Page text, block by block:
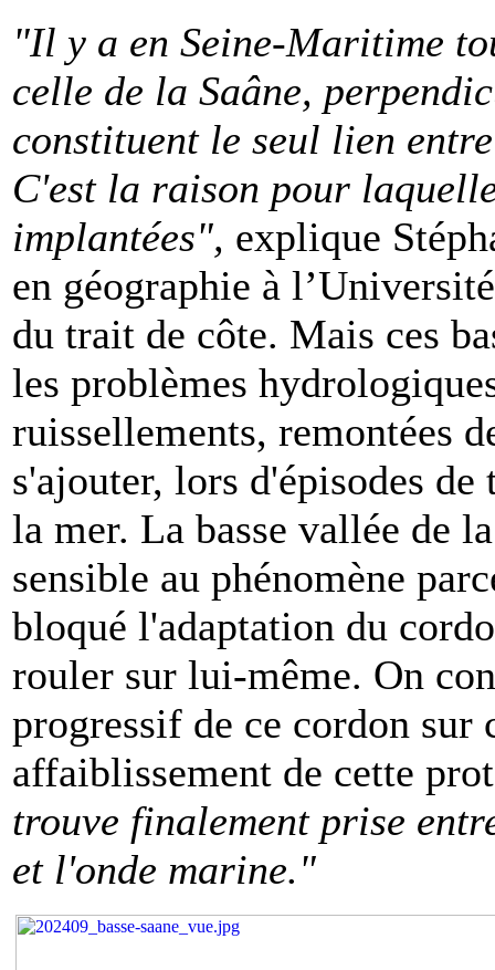
"Il y a en Seine-Maritime
celle de la Saâne,
constituent le seul lien
C'est la raison pour
implantées", explique
en géographie à
du trait de côte. Mais ces
les problèmes
ruissellements, remontées
s'ajouter, lors d'épisodes
la mer. La basse vallée de
sensible au phénomène
bloqué l'adaptation du
rouler sur lui-même. On
progressif de ce cordon sur
affaiblissement de cette
trouve finalement prise
et l'onde marine."